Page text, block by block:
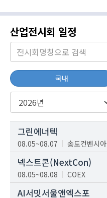
산업전시회 일정
국내
그린에너텍
08.05~08.07 송도컨벤시아
넥스트콘(NextCon)
08.05~08.08 COEX
AI서밋서울앤엑스포